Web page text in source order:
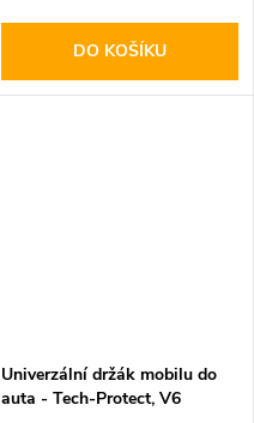
DO KOŠÍKU
Univerzální držák mobilu do
auta - Tech-Protect, V6